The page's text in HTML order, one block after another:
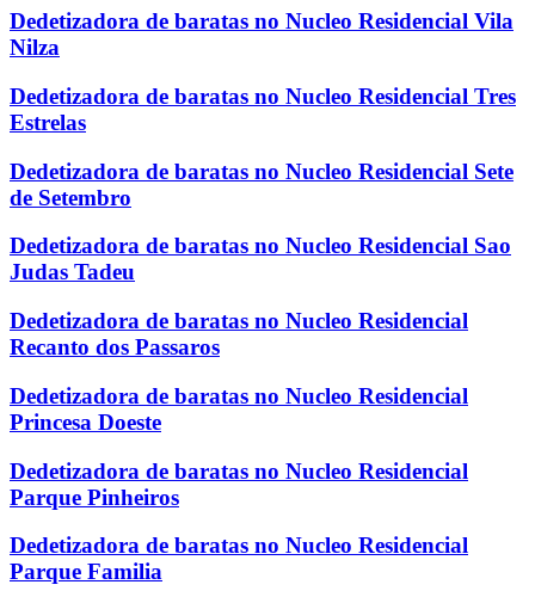
Dedetizadora de baratas no Nucleo Residencial Vila
Nilza
Dedetizadora de baratas no Nucleo Residencial Tres
Estrelas
Dedetizadora de baratas no Nucleo Residencial Sete
de Setembro
Dedetizadora de baratas no Nucleo Residencial Sao
Judas Tadeu
Dedetizadora de baratas no Nucleo Residencial
Recanto dos Passaros
Dedetizadora de baratas no Nucleo Residencial
Princesa Doeste
Dedetizadora de baratas no Nucleo Residencial
Parque Pinheiros
Dedetizadora de baratas no Nucleo Residencial
Parque Familia